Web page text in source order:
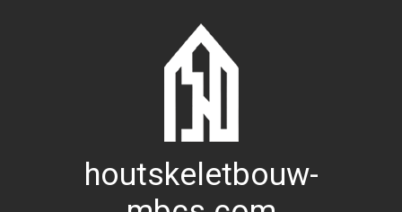
houtskeletbouw-